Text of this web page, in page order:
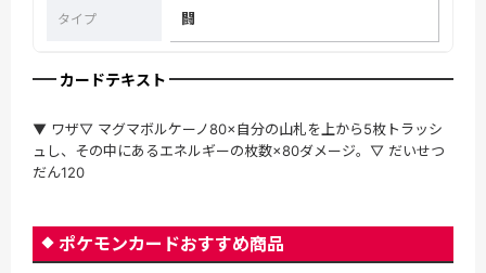
タイプ 闘
カードテキスト
▼ ワザ▽ マグマボルケーノ80×自分の山札を上から5枚トラッシ
ュし、その中にあるエネルギーの枚数×80ダメージ。▽ だいせつ
だん120
ポケモンカードおすすめ商品